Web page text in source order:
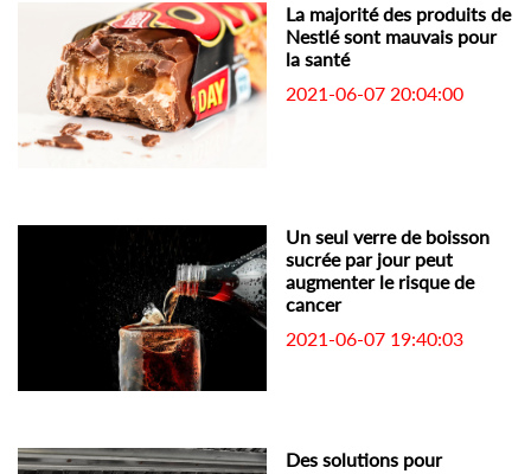
La majorité des produits de
Nestlé sont mauvais pour
la santé
2021-06-07 20:04:00
Un seul verre de boisson
sucrée par jour peut
augmenter le risque de
cancer
2021-06-07 19:40:03
Des solutions pour